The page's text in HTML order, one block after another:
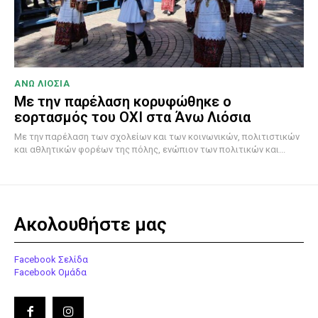
ΑΝΩ ΛΙΟΣΙΑ
Με την παρέλαση κορυφώθηκε ο
εορτασμός του ΟΧΙ στα Άνω Λιόσια
Με την παρέλαση των σχολείων και των κοινωνικών, πολιτιστικών
και αθλητικών φορέων της πόλης, ενώπιον των πολιτικών και...
Ακολουθήστε μας
Facebook Σελίδα
Facebook Ομάδα